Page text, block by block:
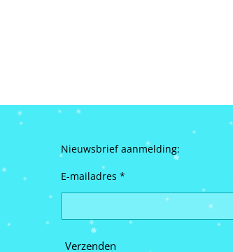
Nieuwsbrief aanmelding:
E-mailadres *
Verzenden